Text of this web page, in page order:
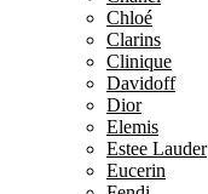
Chloé
Clarins
Clinique
Davidoff
Dior
Elemis
Estee Lauder
Eucerin